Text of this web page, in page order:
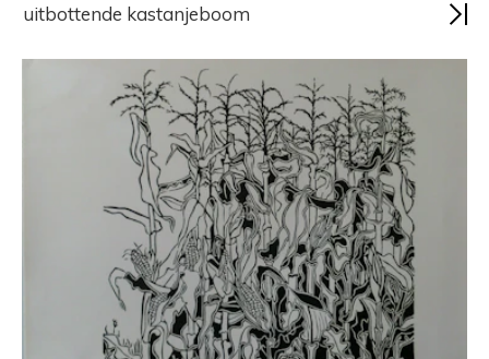
uitbottende kastanjeboom